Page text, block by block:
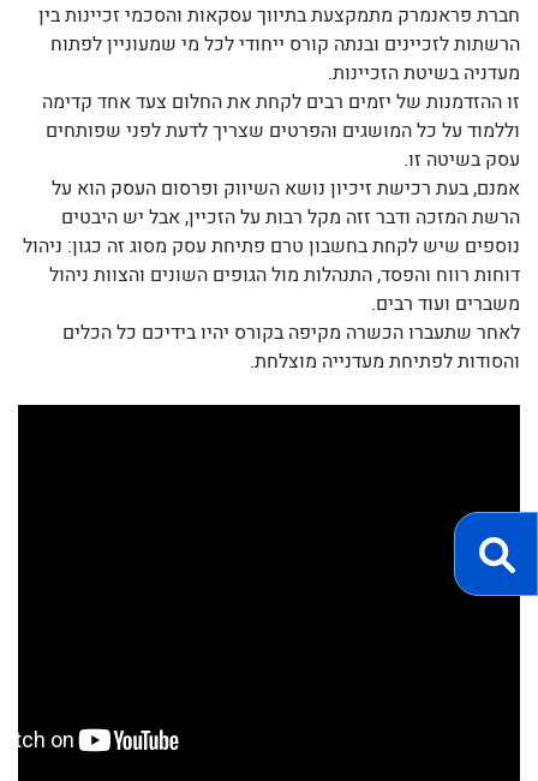
חברת פראנמרק מתמקצעת בתיווך עסקאות והסכמי זכיינות בין
הרשתות לזכיינים ובנתה קורס ייחודי לכל מי שמעוניין לפתוח
מעדניה בשיטת הזכיינות.
זו ההזדמנות של יזמים רבים לקחת את החלום צעד אחד קדימה
וללמוד על כל המושגים והפרטים שצריך לדעת לפני שפותחים
עסק בשיטה זו.
אמנם, בעת רכישת זיכיון נושא השיווק ופרסום העסק הוא על
הרשת המזכה ודבר זזה מקל רבות על הזכיין, אבל יש היבטים
נוספים שיש לקחת בחשבון טרם פתיחת עסק מסוג זה כגון: ניהול
דוחות רווח והפסד, התנהלות מול הגופים השונים והצוות ניהול
משברים ועוד רבים.
לאחר שתעברו הכשרה מקיפה בקורס יהיו בידיכם כל הכלים
והסודות לפתיחת מעדנייה מוצלחת.